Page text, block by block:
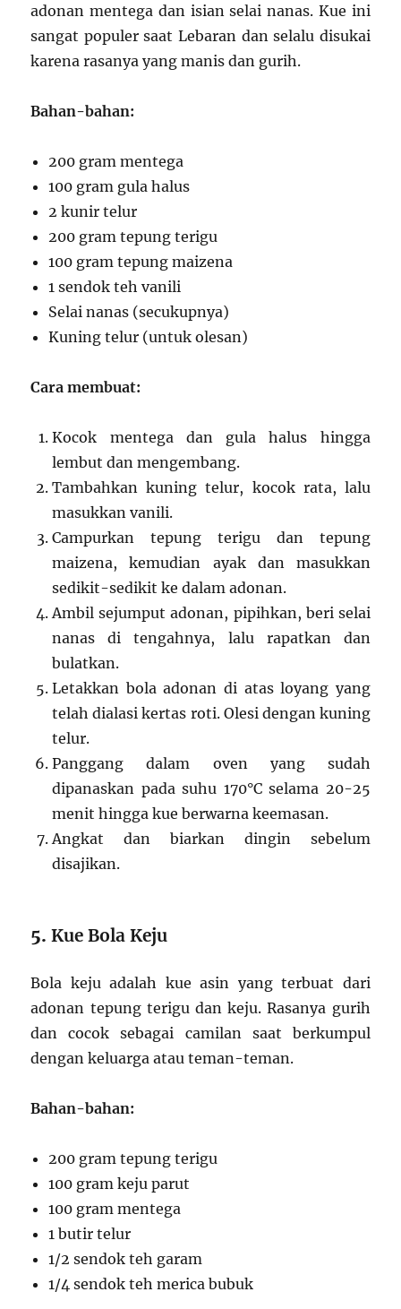
adonan mentega dan isian selai nanas. Kue ini
sangat populer saat Lebaran dan selalu disukai
karena rasanya yang manis dan gurih.
Bahan-bahan:
200 gram mentega
100 gram gula halus
2 kunir telur
200 gram tepung terigu
100 gram tepung maizena
1 sendok teh vanili
Selai nanas (secukupnya)
Kuning telur (untuk olesan)
Cara membuat:
Kocok mentega dan gula halus hingga
lembut dan mengembang.
Tambahkan kuning telur, kocok rata, lalu
masukkan vanili.
Campurkan tepung terigu dan tepung
maizena, kemudian ayak dan masukkan
sedikit-sedikit ke dalam adonan.
Ambil sejumput adonan, pipihkan, beri selai
nanas di tengahnya, lalu rapatkan dan
bulatkan.
Letakkan bola adonan di atas loyang yang
telah dialasi kertas roti. Olesi dengan kuning
telur.
Panggang dalam oven yang sudah
dipanaskan pada suhu 170°C selama 20-25
menit hingga kue berwarna keemasan.
Angkat dan biarkan dingin sebelum
disajikan.
5.Kue Bola Keju
Bola keju adalah kue asin yang terbuat dari
adonan tepung terigu dan keju. Rasanya gurih
dan cocok sebagai camilan saat berkumpul
dengan keluarga atau teman-teman.
Bahan-bahan:
200 gram tepung terigu
100 gram keju parut
100 gram mentega
1 butir telur
1/2 sendok teh garam
1/4 sendok teh merica bubuk